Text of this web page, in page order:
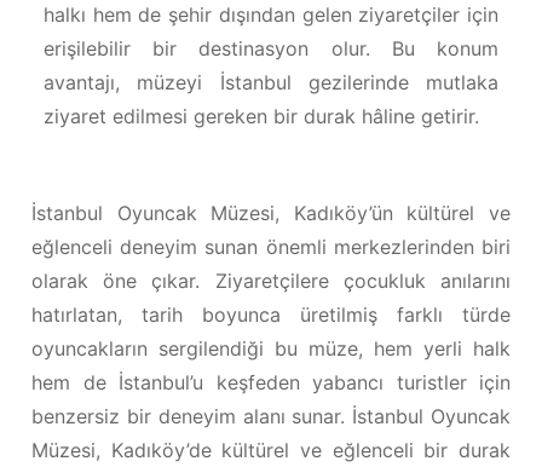
halkı hem de şehir dışından gelen ziyaretçiler için
erişilebilir bir destinasyon olur. Bu konum
avantajı, müzeyi İstanbul gezilerinde mutlaka
ziyaret edilmesi gereken bir durak hâline getirir.
İstanbul Oyuncak Müzesi, Kadıköy’ün kültürel ve
eğlenceli deneyim sunan önemli merkezlerinden biri
olarak öne çıkar. Ziyaretçilere çocukluk anılarını
hatırlatan, tarih boyunca üretilmiş farklı türde
oyuncakların sergilendiği bu müze, hem yerli halk
hem de İstanbul’u keşfeden yabancı turistler için
benzersiz bir deneyim alanı sunar. İstanbul Oyuncak
Müzesi, Kadıköy’de kültürel ve eğlenceli bir durak